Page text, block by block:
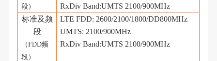
段）
RxDiv Band:UMTS 2100/900MHz
标准及频
段
（FDD频
段）
LTE FDD: 2600/2100/1800/DD800MHz
UMTS: 2100/900MHz
RxDiv Band:UMTS 2100/900MHz